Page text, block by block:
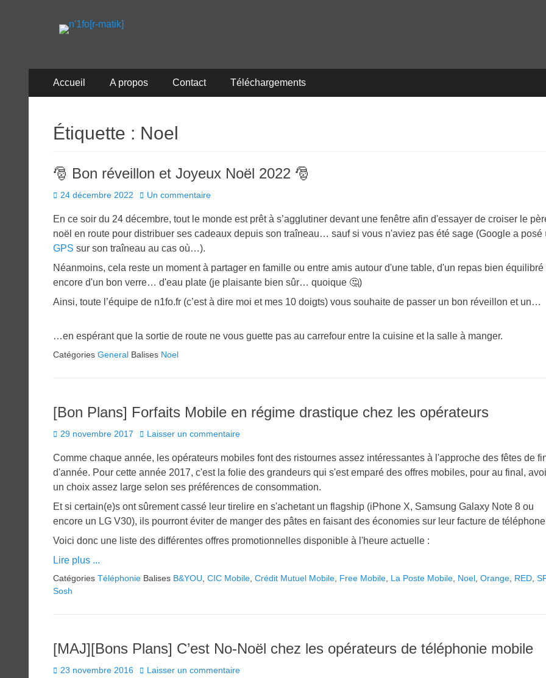
n'1fo[r-matik]
Pour les nymphos d'infos en info…
Menu
principal
Accueil A propos Contact Téléchargements
Étiquette : Noel
🎅 Bon réveillon et Joyeux Noël 2022 🎅
Posted
24 décembre 2022 Un commentaire
En ce soir du 24 décembre, tout le monde est prêt à s’agglutiner devant une fenêtre afin d'essayer de croiser le
noël en route pour distribuer ses cadeaux depuis son traîneau… sauf si vous n'aviez pas été sage (Google a posé
GPS sur son traîneau au cas où…).
Néanmoins, cela reste un moment à partager en famille ou entre amis autour d'une table, d'un repas bien équilibré
encore d'un bon verre… d'eau plate (je plaisante bien sûr… quoique 🤔)
Ainsi, toute l’équipe de n1fo.fr (c’est à dire moi et mes 10 doigts) vous souhaite de passer un bon réveillon et un…
…en espérant que la sortie de route ne vous guette pas au carrefour entre la cuisine et la salle à manger.
Catégories General Balises Noel
[Bon Plans] Forfaits Mobile en régime drastique chez les opérateurs
Posted
29 novembre 2017 Laisser un commentaire
Comme chaque année, les opérateurs mobiles font des ristournes assez intéressantes à l'approche des fêtes de
d'année. Pour cette année 2017, c'est la folie des grandeurs qui s'est emparé des offres mobiles, pour au final,
un choix assez large selon ses préférences de consommation.
Et si certain(e)s ont sûrement cassé leur tirelire en s'achetant un flagship (iPhone X, Samsung Galaxy Note 8 ou
encore un LG V30), ils pourront éviter de manger des pâtes en faisant des économies sur leur facture de
Voici donc une liste des différentes offres promotionnelles disponible à l'heure actuelle :
Lire plus ...
Catégories Téléphonie Balises B&YOU CIC Mobile Crédit Mutuel Mobile Free Mobile La Poste Mobile Noel Orange RED
Sosh
[MAJ][Bons Plans] C’est No-Noël chez les opérateurs de téléphonie mobile
Posted
23 novembre 2016 Laisser un commentaire